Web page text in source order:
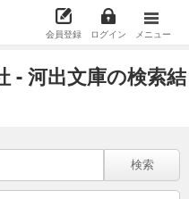
会員登録 ログイン メニュー
- 河出文庫の検索結
検索